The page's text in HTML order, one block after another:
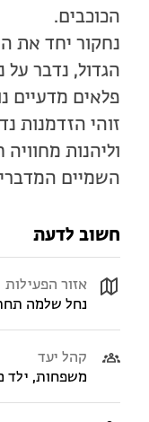
הכוכבים.
נחקור יחד את
הגדול, נדבר על
פלאים מדעיים
זוהי הזדמנות
וליהנות
השמיים
חשוב לדעת
אזור הפעילות
נחל שלמה
קהל יעד
משפחות, ילד